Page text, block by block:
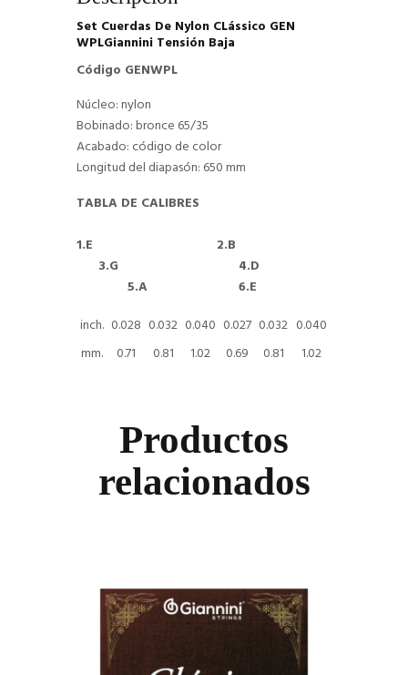
Set Cuerdas De Nylon CLássico GEN
WPLGiannini Tensión Baja
Código GENWPL
Núcleo: nylon
Bobinado: bronce 65/35
Acabado: código de color
Longitud del diapasón: 650 mm
TABLA DE CALIBRES
1.E 2.B
3.G 4.D
5.A 6.E
inch. 0.028 0.032 0.040 0.027 0.032 0.040
mm.
0.71 0.81 1.02 0.69 0.81 1.02
Productos
relacionados